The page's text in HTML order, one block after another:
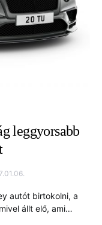
leggyorsabb
autót birtokolni, a
állt elő, ami…